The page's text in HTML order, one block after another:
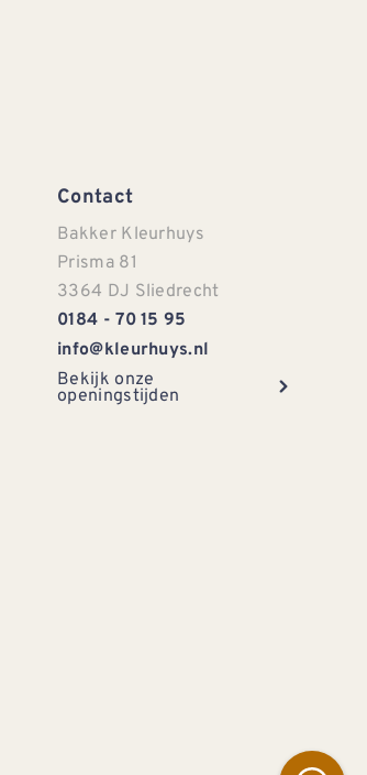
Contact
Bakker Kleurhuys
Prisma 81
3364 DJ Sliedrecht
0184 - 70 15 95
info@kleurhuys.nl
Bekijk onze
openingstijden